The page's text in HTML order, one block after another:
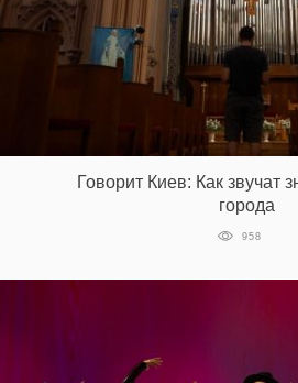
Говорит Киев: Как звучат
города
958